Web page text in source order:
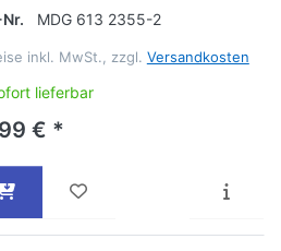
MDG 613 2355-2
inkl. MwSt., zzgl. Versandkosten
lieferbar
€ *